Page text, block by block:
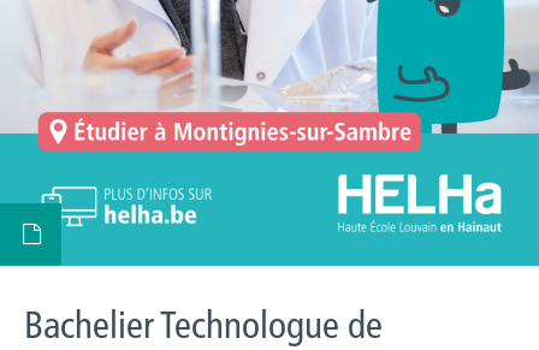
Bachelier Technologue de